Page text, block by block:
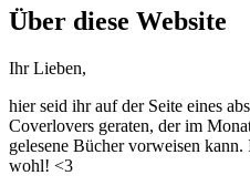
Über diese Website
Ihr Lieben,
hier seid ihr auf der Seite eines
Coverlovers geraten, der im
gelesene Bücher vorweisen
wohl! <3